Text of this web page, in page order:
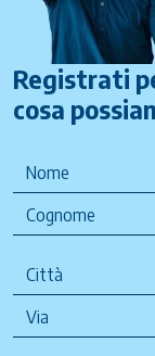
Registrati
cosa